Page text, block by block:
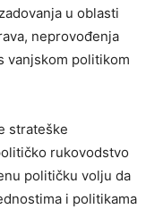
u oblasti
neprovođenja
vanjskom politikom
strateške
rukovodstvo
političku volju da
i politikama